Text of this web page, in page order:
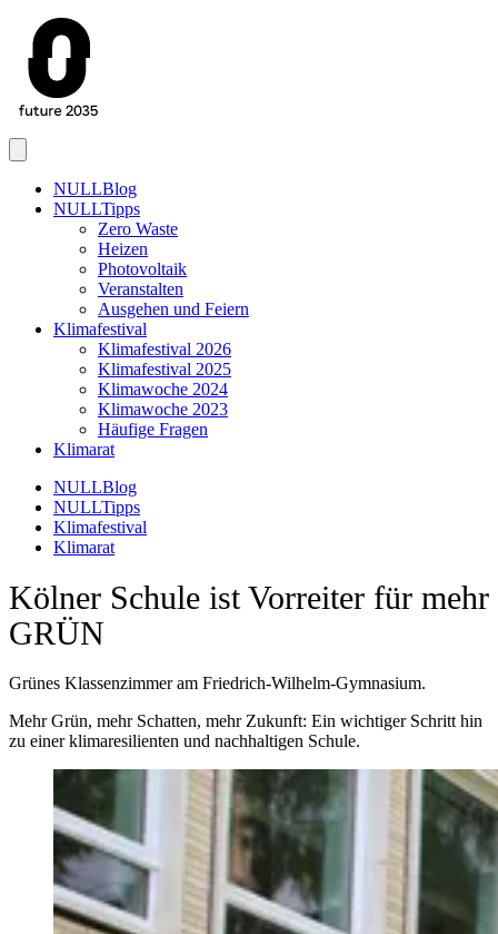
NULLBlog
NULLTipps
Zero Waste
Heizen
Photovoltaik
Veranstalten
Ausgehen und Feiern
Klimafestival
Klimafestival 2026
Klimafestival 2025
Klimawoche 2024
Klimawoche 2023
Häufige Fragen
Klimarat
NULLBlog
NULLTipps(Alt+Enter um Untermenü zu öffnen und zu
Klimafestival
Klimarat
Kölner Schule ist Vorreiter für mehr
GRÜN
Grünes Klassenzimmer am Friedrich-Wilhelm-Gymnasium.
Mehr Grün, mehr Schatten, mehr Zukunft: Ein wichtiger Schritt hin
zu einer klimaresilienten und nachhaltigen Schule.